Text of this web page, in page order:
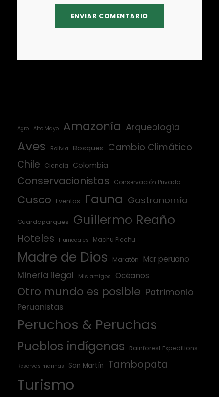
Agro Alto Mayo Amazonía Arqueología
Aves Bolivia Bosques Cambio Climático
Chile
Ciencia Colombia
Conservacionistas Conservación Privada
Cusco Eventos Fauna Gastronomía
Guardaparques Guillermo Reaño
Hoteles Humedales Machu Picchu
Madre de Dios Maratón Mar peruano
Minería ilegal Mis amigos Océanos
Otro mundo es posible Patrimonio
Peruanistas
Peruchos & Peruchas
Pueblos indígenas Rainforest Expeditions
Reservas marinas San Martín Tambopata
Turismo